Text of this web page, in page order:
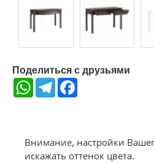
Поделиться с друзьями
WhatsAppTelegram
Внимание, настройки
искажать оттенок цвета.